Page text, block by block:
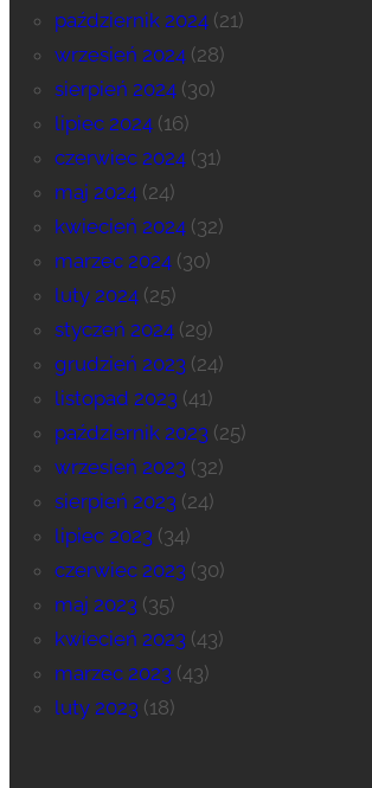
październik 2024(21)
wrzesień 2024(28)
sierpień 2024(30)
lipiec 2024(16)
czerwiec 2024(31)
maj 2024(24)
kwiecień 2024(32)
marzec 2024(30)
luty 2024(25)
styczeń 2024(29)
grudzień 2023(24)
listopad 2023(41)
październik 2023(25)
wrzesień 2023(32)
sierpień 2023(24)
lipiec 2023(34)
czerwiec 2023(30)
maj 2023(35)
kwiecień 2023(43)
marzec 2023(43)
luty 2023(18)